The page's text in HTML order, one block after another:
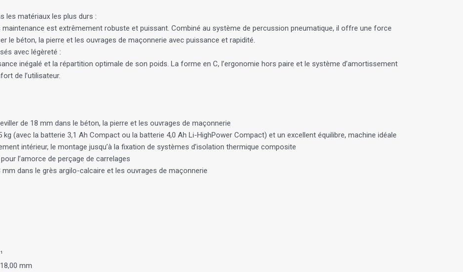
les matériaux les plus durs :
est extrêmement robuste et puissant. Combiné au système de percussion pneumatique, il offre une force
le béton, la pierre et les ouvrages de maçonnerie avec puissance et rapidité.
avec légèreté :
inégalé et la répartition optimale de son poids. La forme en C, l’ergonomie hors paire et le système d’amortissement
de l’utilisateur.
de 18 mm dans le béton, la pierre et les ouvrages de maçonnerie
kg (avec la batterie 3,1 Ah Compact ou la batterie 4,0 Ah Li-HighPower Compact) et un excellent équilibre, machine idéale
intérieur, le montage jusqu’à la fixation de systèmes d’isolation thermique composite
l’amorce de perçage de carrelages
mm dans le grès argilo-calcaire et les ouvrages de maçonnerie
mm